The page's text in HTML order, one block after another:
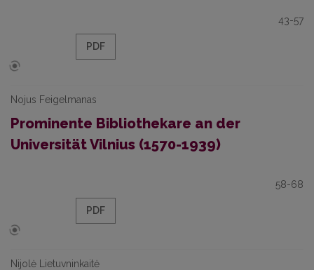
43-57
PDF
Nojus Feigelmanas
Prominente Bibliothekare an der
Universität Vilnius (1570-1939)
58-68
PDF
Nijolė Lietuvninkaitė